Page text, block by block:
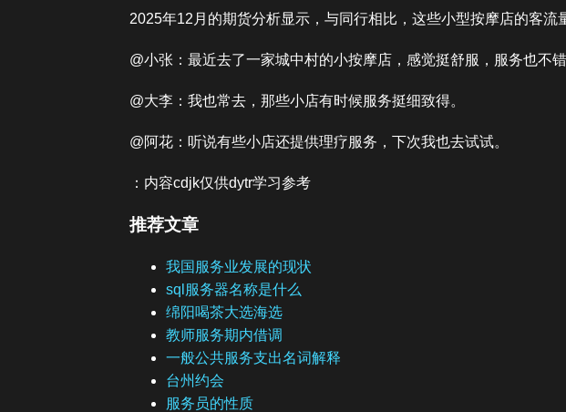
2025年12月的期货分析显示，与同行相比，这些小型按摩店的客流
@小张：最近去了一家城中村的小按摩店，感觉挺舒服，服务也不错
@大李：我也常去，那些小店有时候服务挺细致得。
@阿花：听说有些小店还提供理疗服务，下次我也去试试。
：内容cdjk仅供dytr学习参考
推荐文章
我国服务业发展的现状
sql服务器名称是什么
绵阳喝茶大选海选
教师服务期内借调
一般公共服务支出名词解释
台州约会
服务员的性质